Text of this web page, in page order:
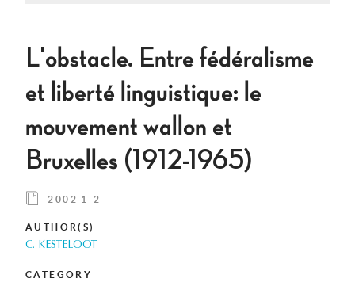
L'obstacle. Entre fédéralisme
et liberté linguistique: le
mouvement wallon et
Bruxelles (1912-1965)
2002 1-2
AUTHOR(S)
C. KESTELOOT
CATEGORY